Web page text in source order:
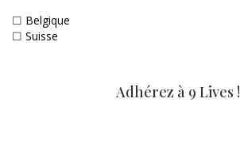
☐ Belgique
☐ Suisse
Adhérez à 9 Lives !